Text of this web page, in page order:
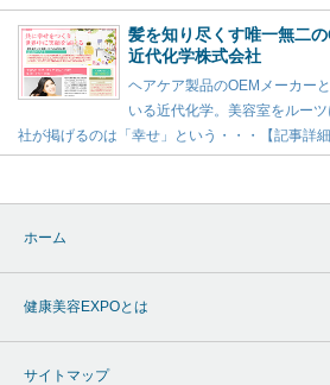
髪を知り尽くす唯一無二
近代化学株式会社
ヘアケア製品のOEMメーカー
いる近代化学。美容室をルー
社が掲げるのは「幸せ」という・・・【記事詳細
ホーム
健康美容EXPOとは
サイトマップ